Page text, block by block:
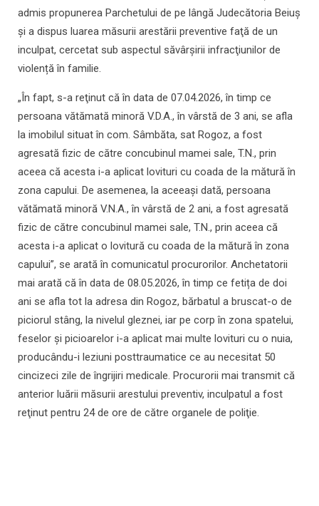
admis propunerea Parchetului de pe lângă Judecătoria Beiuş
şi a dispus luarea măsurii arestării preventive faţă de un
inculpat, cercetat sub aspectul săvârşirii infracţiunilor de
violență în familie.
„În fapt, s-a reţinut că în data de 07.04.2026, în timp ce
persoana vătămată minoră V.D.A., în vârstă de 3 ani, se afla
la imobilul situat în com. Sâmbăta, sat Rogoz, a fost
agresată fizic de către concubinul mamei sale, T.N., prin
aceea că acesta i-a aplicat lovituri cu coada de la mătură în
zona capului. De asemenea, la aceeaşi dată, persoana
vătămată minoră V.N.A., în vârstă de 2 ani, a fost agresată
fizic de către concubinul mamei sale, T.N., prin aceea că
acesta i-a aplicat o lovitură cu coada de la mătură în zona
capului”, se arată în comunicatul procurorilor. Anchetatorii
mai arată că în data de 08.05.2026, în timp ce fetița de doi
ani se afla tot la adresa din Rogoz, bărbatul a bruscat-o de
piciorul stâng, la nivelul gleznei, iar pe corp în zona spatelui,
feselor și picioarelor i-a aplicat mai multe lovituri cu o nuia,
producându-i leziuni posttraumatice ce au necesitat 50
cincizeci zile de îngrijiri medicale. Procurorii mai transmit că
anterior luării măsurii arestului preventiv, inculpatul a fost
reţinut pentru 24 de ore de către organele de poliţie.